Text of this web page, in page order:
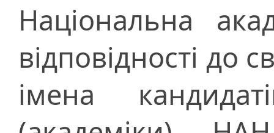
Національна
відповідності до
імена